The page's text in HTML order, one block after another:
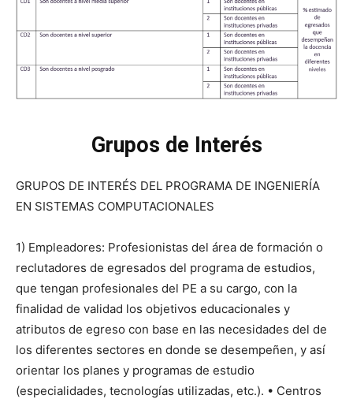
Grupos de Interés
GRUPOS DE INTERÉS DEL PROGRAMA DE INGENIERÍA
EN SISTEMAS COMPUTACIONALES
1) Empleadores: Profesionistas del área de formación o
reclutadores de egresados del programa de estudios,
que tengan profesionales del PE a su cargo, con la
finalidad de validad los objetivos educacionales y
atributos de egreso con base en las necesidades del de
los diferentes sectores en donde se desempeñen, y así
orientar los planes y programas de estudio
(especialidades, tecnologías utilizadas, etc.). • Centros